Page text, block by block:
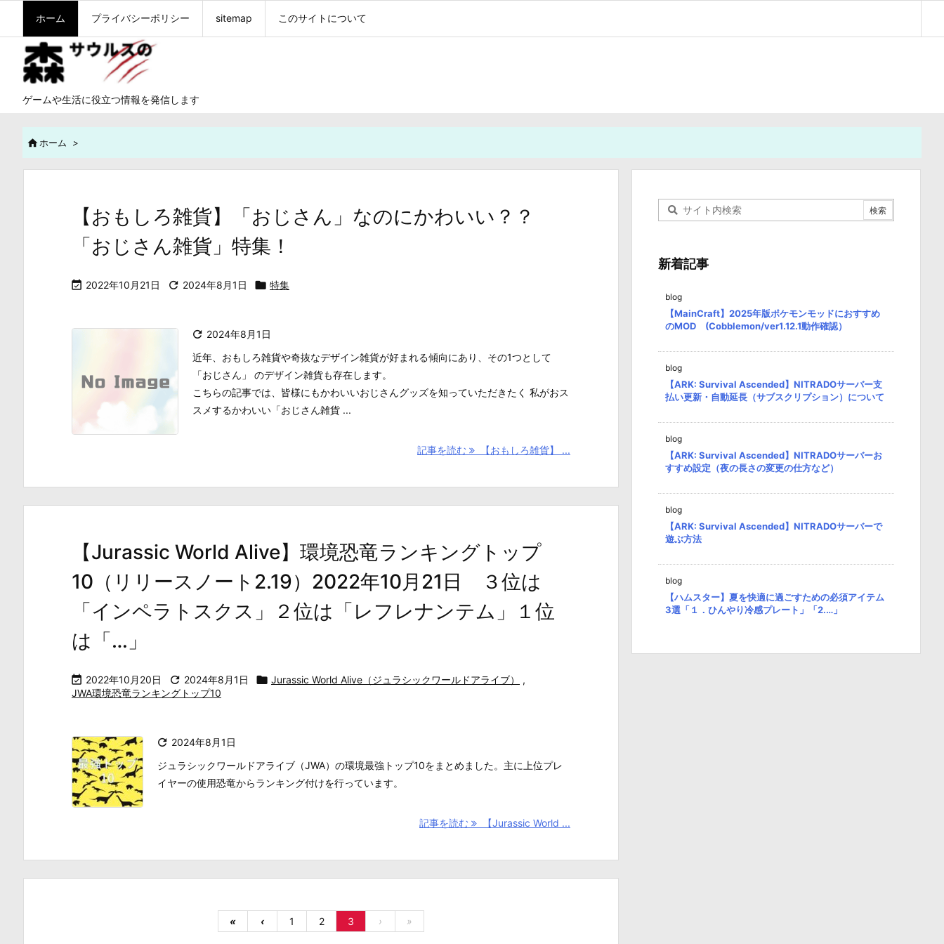
ホーム プライバシーポリシー sitemap このサイトについて
ゲームや生活に役立つ情報を発信します
ホーム >
【おもしろ雑貨】「おじさん」なのにかわいい？？
「おじさん雑貨」特集！
 2022年10月21日  2024年8月1日  特集
 2024年8月1日
近年、おもしろ雑貨や奇抜なデザイン雑貨が好まれる傾向にあり、その1つとして
「おじさん」 のデザイン雑貨も存在します。
こちらの記事では、皆様にもかわいいおじさんグッズを知っていただきたく 私がおス
スメするかわいい「おじさん雑貨 ...
記事を読む 【おもしろ雑貨】 ...
【Jurassic World Alive】環境恐竜ランキングトップ
10（リリースノート2.19）2022年10月21日 ３位は
「インペラトスクス」２位は「レフレナンテム」１位
は「…」
 2022年10月20日  2024年8月1日  Jurassic World Alive（ジュラシックワールドアライブ）
,
JWA環境恐竜ランキングトップ10
 2024年8月1日
ジュラシックワールドアライブ（JWA）の環境最強トップ10をまとめました。主に上位プレ
イヤーの使用恐竜からランキング付けを行っています。
記事を読む 【Jurassic World ...
« ‹ 1 2 3 › »
新着記事
blog
【MainCraft】2025年版ポケモンモッドにおすすめ
のMOD (Cobblemon/ver1.12.1動作確認）
blog
【ARK: Survival Ascended】NITRADOサーバー支
払い更新・自動延長（サブスクリプション）について
blog
【ARK: Survival Ascended】NITRADOサーバーお
すすめ設定（夜の長さの変更の仕方など）
blog
【ARK: Survival Ascended】NITRADOサーバーで
遊ぶ方法
blog
【ハムスター】夏を快適に過ごすための必須アイテム
3選「１．ひんやり冷感プレート」「2.…」